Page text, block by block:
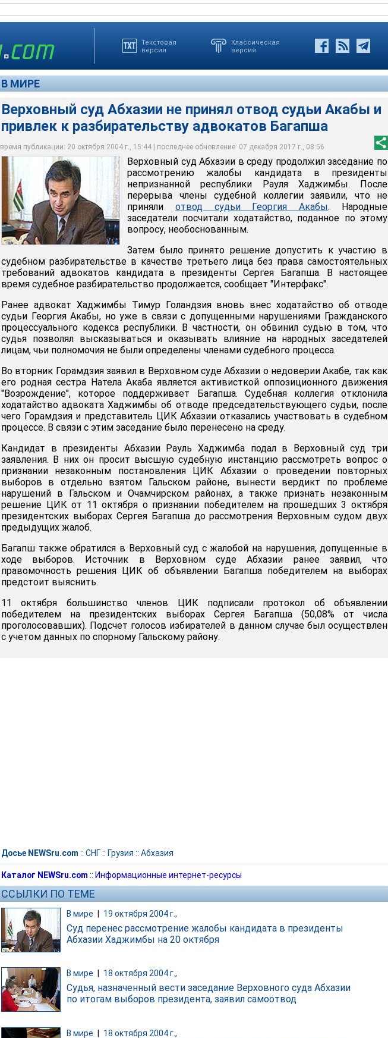
Текстовая
версия
Классическая
версия
В МИРЕ
Верховный суд Абхазии не принял отвод судьи Акабы и
привлек к разбирательству адвокатов Багапша
время публикации: 20 октября 2004 г., 15:44 | последнее обновление: 07 декабря 2017 г., 08:56
Верховный суд Абхазии в среду продолжил заседание по рассмотрению жалобы
кандидата в президенты непризнанной республики Рауля Хаджимбы
Архив NEWSru.com
Верховный суд Абхазии в среду продолжил заседание по
рассмотрению жалобы кандидата в президенты
непризнанной республики Рауля Хаджимбы. После
перерыва члены судебной коллегии заявили, что не
приняли отвод судьи Георгия Акабы. Народные
заседатели посчитали ходатайство, поданное по этому
вопросу, необоснованным.
Затем было принято решение допустить к участию в
судебном разбирательстве в качестве третьего лица без права самостоятельных
требований адвокатов кандидата в президенты Сергея Багапша. В настоящее
время судебное разбирательство продолжается, сообщает "Интерфакс".
Ранее адвокат Хаджимбы Тимур Голандзия вновь внес ходатайство об отводе
судьи Георгия Акабы, но уже в связи с допущенными нарушениями Гражданского
процессуального кодекса республики. В частности, он обвинил судью в том, что
судья позволял высказываться и оказывать влияние на народных заседателей
лицам, чьи полномочия не были определены членами судебного процесса.
Во вторник Горамдзия заявил в Верховном суде Абхазии о недоверии Акабе, так как
его родная сестра Натела Акаба является активисткой оппозиционного движения
"Возрождение", которое поддерживает Багапша. Судебная коллегия отклонила
ходатайство адвоката Хаджимбы об отводе председательствующего судьи, после
чего Горамдзия и представитель ЦИК Абхазии отказались участвовать в судебном
процессе. В связи с этим заседание было перенесено на среду.
Кандидат в президенты Абхазии Рауль Хаджимба подал в Верховный суд три
заявления. В них он просит высшую судебную инстанцию рассмотреть вопрос о
признании незаконным постановления ЦИК Абхазии о проведении повторных
выборов в отдельно взятом Гальском районе, вынести вердикт по проблеме
нарушений в Гальском и Очамчирском районах, а также признать незаконным
решение ЦИК от 11 октября о признании победителем на прошедших 3 октября
президентских выборах Сергея Багапша до рассмотрения Верховным судом двух
предыдущих жалоб.
Багапш также обратился в Верховный суд с жалобой на нарушения, допущенные в
ходе выборов. Источник в Верховном суде Абхазии ранее заявил, что
правомочность решения ЦИК об объявлении Багапша победителем на выборах
предстоит выяснить.
11 октября большинство членов ЦИК подписали протокол об объявлении
победителем на президентских выборах Сергея Багапша (50,08% от числа
проголосовавших). Подсчет голосов избирателей в данном случае был осуществлен
с учетом данных по спорному Гальскому району.
Досье NEWSru.com :: СНГ:: Грузия :: Абхазия
Каталог NEWSru.com :: Информационные интернет-ресурсы
ССЫЛКИ ПО ТЕМЕ
В мире 19 октября 2004 г.,
Суд перенес рассмотрение жалобы кандидата в президенты
Абхазии Хаджимбы на 20 октября
В мире 18 октября 2004 г.,
Судья, назначенный вести заседание Верховного суда Абхазии
по итогам выборов президента, заявил самоотвод
В мире | 18 октября 2004 г.,